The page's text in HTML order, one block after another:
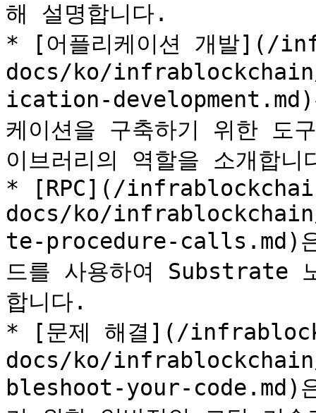
해 설명합니다.
* [어플리케이션 개발](/
docs/ko/
ication-development.md)
케이션을 구축하기 위한 도
이브러리의 역할을 소개합니
* [RPC](/
docs/ko/
te-procedure-calls.md)은
드를 사용하여 Substrate
합니다.
* [문제 해결](/
docs/ko/
bleshoot-your-code.md)